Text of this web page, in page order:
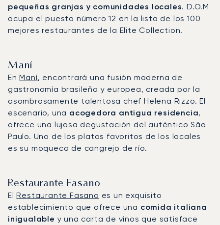
pequeñas granjas y comunidades locales. D.O.M
ocupa el puesto número 12 en la lista de los 100
mejores restaurantes de la Elite Collection.
Maní
EnManí, encontrará una fusión moderna de
gastronomía brasileña y europea, creada por la
asombrosamente talentosa chef Helena Rizzo. El
escenario, una acogedora antigua residencia,
ofrece una lujosa degustación del auténtico São
Paulo. Uno de los platos favoritos de los locales
es su moqueca de cangrejo de río.
Restaurante Fasano
ElRestaurante Fasano es un exquisito
establecimiento que ofrece una comida italiana
inigualable y una carta de vinos que satisface